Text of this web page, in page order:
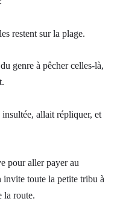
restent sur la plage.
genre à pêcher celles-là,
allait répliquer, et
pour aller payer au
invite toute la petite tribu à
la route.